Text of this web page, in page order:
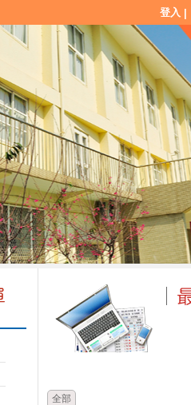
登入 |
全部